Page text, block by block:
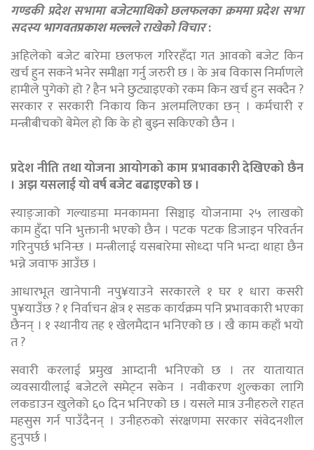
गण्डकी प्रदेश सभामा बजेटमाथिकाे छलफलका क्रममा प्रदेश सभा
सदस्यभागवतप्रकाश मल्लले राखेकाे विचार:
अहिलेको बजेट बारेमा छलफल गरिरहँदा गत आवको बजेट किन
खर्च हुन सकने भनेर समीक्षा गर्नु जरुरी छ । के अब विकास निर्माणले
हामीले पुगेको हो ? हैन भने छुट्याइएको रकम किन खर्च हुन सक्दैन ?
सरकार र सरकारी निकाय किन अलमलिएका छन् । कर्मचारी र
मन्त्रीबीचको बेमेल हो कि के हो बुझ्न सकिएको छैन ।
प्रदेश नीति तथा योजना आयोगको काम प्रभावकारी देखिएको छैन
। अझ यसलाई यो वर्ष बजेट बढाइएको छ ।
स्याङ्जाको गल्याङमा मनकामना सिञ्चाइ योजनामा २५ लाखको
काम हुँदा पनि भुक्तानी भएको छैन । पटक पटक डिजाइन परिवर्तन
गरिनुपर्छ भनिन्छ । मन्त्रीलाई यसबारेमा सोध्दा पनि भन्दा थाहा छैन
भन्ने जवाफ आउँछ ।
आधारभूत खानेपानी नपु¥याउने सरकारले १ घर १ धारा कसरी
पु¥याउँछ ? १ निर्वाचन क्षेत्र १ सडक कार्यक्रम पनि प्रभावकारी भएका
छैनन् । १ स्थानीय तह १ खेलमैदान भनिएको छ । खै काम कहाँ भयो
त ?
सवारी करलाई प्रमुख आम्दानी भनिएको छ । तर यातायात
व्यवसायीलाई बजेटले समेट्न सकेन । नवीकरण शुल्कका लागि
लकडाउन खुलेको ६० दिन भनिएको छ । यसले मात्र उनीहरुले राहत
महसुस गर्न पाउँदैनन् । उनीहरुको संरक्षणमा सरकार संवेदनशील
हुनुपर्छ ।